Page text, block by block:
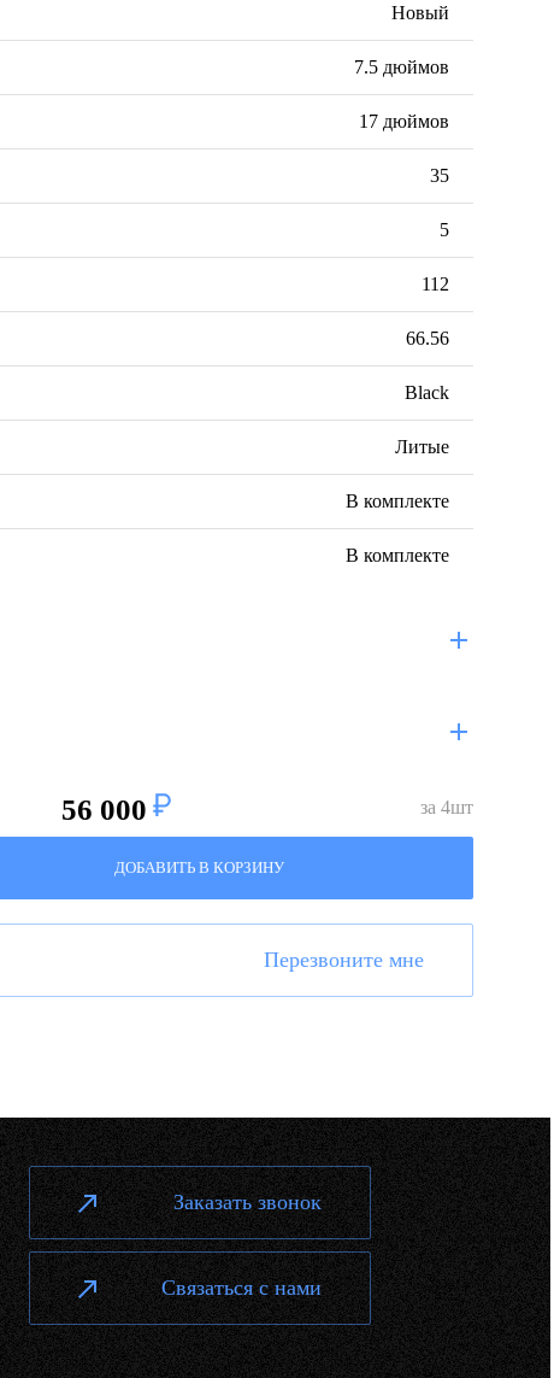
Новый
7.5 дюймов
17 дюймов
35
5
112
66.56
Black
Литые
В комплекте
В комплекте
56 000 за 4шт
ДОБАВИТЬ В КОРЗИНУ
Перезвоните мне
Заказать звонок
Связаться с нами